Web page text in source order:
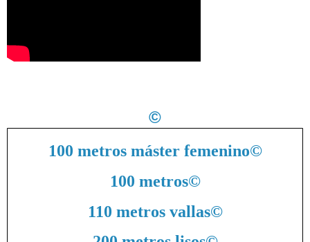
©
100 metros máster femenino©
100 metros©
110 metros vallas©